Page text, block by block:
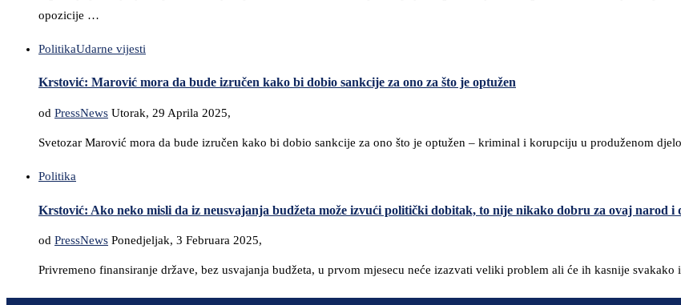
opozicije …
PolitikaUdarne vijesti
Krstović: Marović mora da bude izručen kako bi dobio sankcije za ono za što je optužen
od PressNews Utorak, 29 Aprila 2025,
Svetozar Marović mora da bude izručen kako bi dobio sankcije za ono što je optužen – kriminal i korupciju u produženom
Politika
Krstović: Ako neko misli da iz neusvajanja budžeta može izvući politički dobitak, to nije nikako dobru za ovaj narod i
od PressNews Ponedjeljak, 3 Februara 2025,
Privremeno finansiranje države, bez usvajanja budžeta, u prvom mjesecu neće izazvati veliki problem ali će ih kasnije svakako